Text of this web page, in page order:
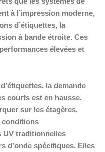
à l’impression moderne,
d’étiquettes, la
à bande étroite. Ces
élevées et
la demande
courts est en hausse.
sur les étagères.
conditions
UV traditionnelles
d’onde spécifiques. Elles